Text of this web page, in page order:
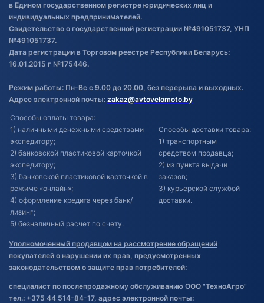
в Едином государственном регистре юридических лиц и
индивидуальных предпринимателей.
Свидетельство о государственной регистрации №491051737, УНП
№491051737.
Дата регистрации в Торговом реестре Республики Беларусь:
16.01.2015 г №175446.
Режим работы: Пн-Вс с 9.00 до 20.00, без перерыва и выходных.
Адрес электронной почты: zakaz@avtovelomoto.by
Способы оплаты товара:
1) наличными денежными средствами
экспедитору;
2) банковской пластиковой карточкой
экспедитору;
3) банковской пластиковой карточкой в
режиме «онлайн»;
4) оформление кредита через банк/
лизинг;
5) безналичный расчет по счету.
Способы доставки товара:
1) транспортным
средством продавца;
2) из пункта выдачи
заказов;
3) курьерской службой
доставки.
Уполномоченный продавцом на рассмотрение обращений
покупателей о нарушении их прав, предусмотренных
законодательством о защите прав потребителей:
специалист по послепродажному обслуживанию ООО "ТехноАгро"
тел.: +375 44 514-84-17, адрес электронной почты: